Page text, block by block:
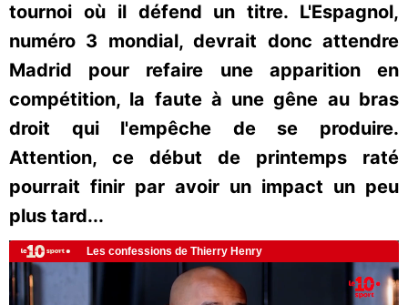
tournoi où il défend un titre. L'Espagnol,
numéro 3 mondial, devrait donc attendre
Madrid pour refaire une apparition en
compétition, la faute à une gêne au bras
droit qui l'empêche de se produire.
Attention, ce début de printemps raté
pourrait finir par avoir un impact un peu
plus tard...